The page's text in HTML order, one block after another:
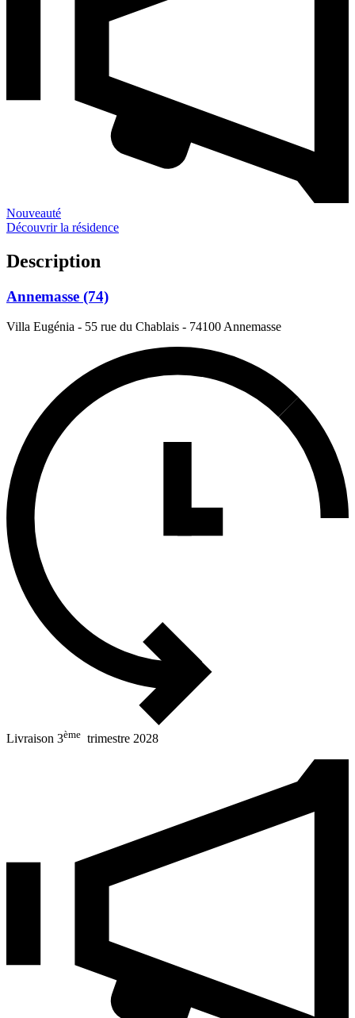
Nouveauté
Découvrir la résidence
Description
Annemasse (74)
Villa Eugénia - 55 rue du Chablais - 74100 Annemasse
Livraison 3ème trimestre 2028